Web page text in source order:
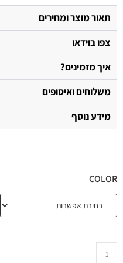
תאור מוצר ומחירים
צפו בוידאו
איך מזמינים?
משלוחים ואיסופים
מידע נוסף
COLOR